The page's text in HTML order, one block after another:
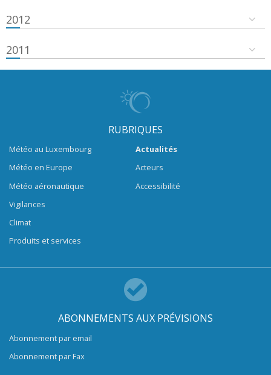
2012
2011
RUBRIQUES
Météo au Luxembourg
Météo en Europe
Météo aéronautique
Vigilances
Climat
Produits et services
Actualités
Acteurs
Accessibilité
ABONNEMENTS AUX PRÉVISIONS
Abonnement par email
Abonnement par Fax